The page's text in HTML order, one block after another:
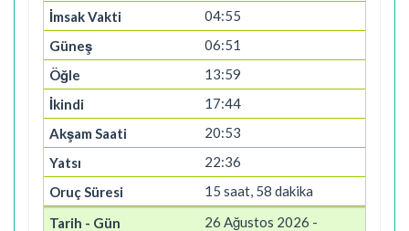
04:55
06:51
13:59
17:44
20:53
22:36
15 saat, 58 dakika
26 Ağustos 2026 -